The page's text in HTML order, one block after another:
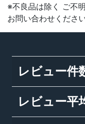
※不良品は除く ご不
お問い合わせください
レビュー件
レビュー平